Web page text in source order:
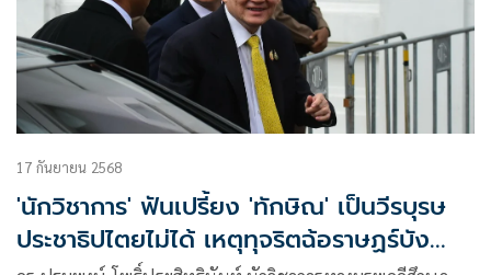
17 กันยายน 2568
'นักวิชาการ' ฟันเปรี้ยง 'ทักษิณ' เป็นวีรบุรษ
ประชาธิปไตยไม่ได้ เหตุทุจริตฉ้อราษฏร์บัง